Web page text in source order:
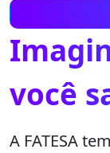
você
A FATESA